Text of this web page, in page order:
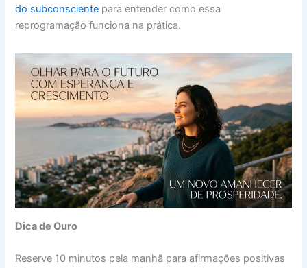
do subconsciente para entender como essa
reprogramação funciona na prática.
Dica de Ouro
Reserve 10 minutos pela manhã para afirmações positivas